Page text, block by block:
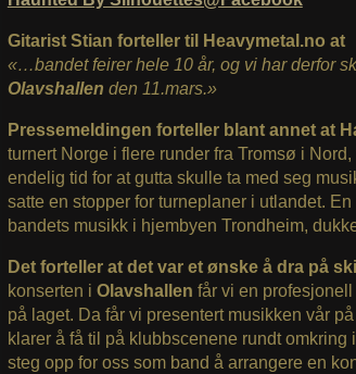
Gitarist Stian forteller til Heavymetal.no at
«…bandet feirer hele 10 år, og vi har derfor
Olavshallen den 11.mars.»
Pressemeldingen forteller blant annet at
turnert Norge i flere runder fra Tromsø i
endelig tid for at gutta skulle ta med seg
satte en stopper for turneplaner i utlandet.
bandets musikk i hjembyen Trondheim,
Det forteller at det var et ønske å dra på
konserten i Olavshallen får vi en
på laget. Da får vi presentert musikken vår
klarer å få til på klubbscenene rundt
steg opp for oss som band å arrangere en